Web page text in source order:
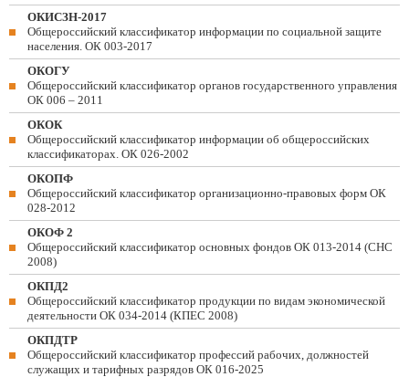
ОКИСЗН-2017
Общероссийский классификатор информации по социальной защите
населения. ОК 003-2017
ОКОГУ
Общероссийский классификатор органов государственного управления
ОК 006 – 2011
ОКОК
Общероссийский классификатор информации об общероссийских
классификаторах. ОК 026-2002
ОКОПФ
Общероссийский классификатор организационно-правовых форм ОК
028-2012
ОКОФ 2
Общероссийский классификатор основных фондов ОК 013-2014 (СНС
2008)
ОКПД2
Общероссийский классификатор продукции по видам экономической
деятельности ОК 034-2014 (КПЕС 2008)
ОКПДТР
Общероссийский классификатор профессий рабочих, должностей
служащих и тарифных разрядов ОК 016-2025